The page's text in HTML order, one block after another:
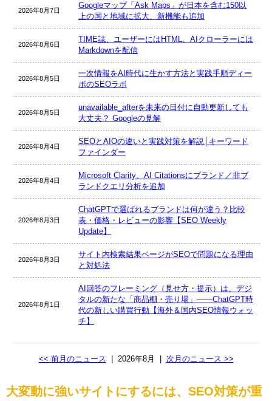
2026年8月7日
Googleマップ「Ask Maps」が日本を含む150以
上の国と地域に拡大、新機能も追加
2026年8月6日
TIME誌、ユーザーにはHTML、AIクローラーには
Markdownを配信
2026年8月5日
一次情報をAI時代に生かす方法と実践手順ディー
ボのSEOラボ
2026年8月5日
unavailable_afterを未来の日付に自動更新しても
大丈夫？ Googleの見解
2026年8月4日
SEOとAIOの違いと実践対策を解説│キーワード
ファインダー
2026年8月4日
Microsoft Clarity、AI Citationsにブランド／非ブ
ランドクエリ分析を追加
2026年8月3日
ChatGPTで選ばれるブランドは何が違う？比較
表・価格・レビューの影響【SEO Weekly
Update】
2026年8月3日
サイト内検索結果ページがSEOで問題になる理由
と対処法
2026年8月1日
AI回答のフレーミング（見せ方・提示）は、デジ
タルの新たな「商品棚・売り場」――ChatGPT時
代の新しい購買行動【海外＆国内SEO情報ウォッ
チ】
<< 前月のニュース 2026年8月 次月のニュース >>
大変動に強いサイトにするには、SEO対策が重